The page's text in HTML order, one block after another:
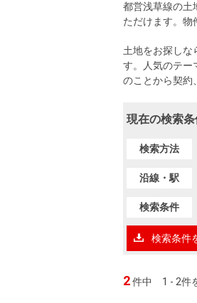
中古マンション
購入向けサービス
住まいと暮らしの税金の本
無料査定
売却向けサービス
住まいと暮らしの税金の本
店舗のご案内（首都圏）
会社案内（電子ブック版）
都営浅草線の土
ただけます。物
土地をお探しな
す。人気のテー
のことから契約
現在の検索
検索方法
沿線・駅
検索条件
検索条件
2件中 1 - 2件